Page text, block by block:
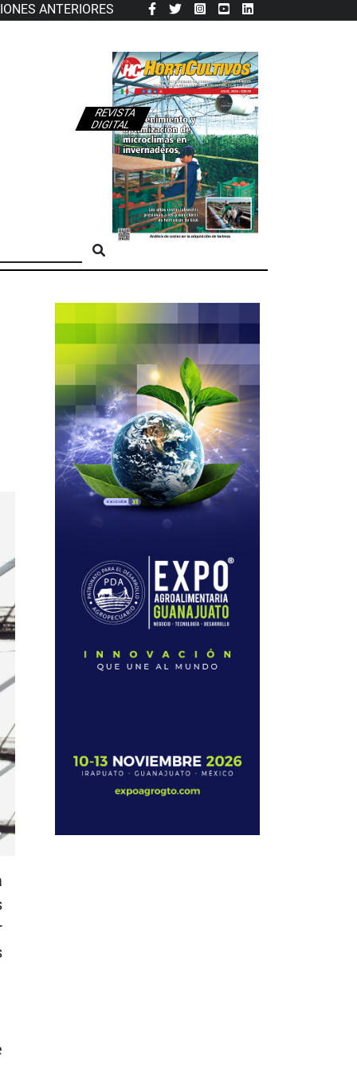
ANTERIORES
REVISTA
DIGITAL